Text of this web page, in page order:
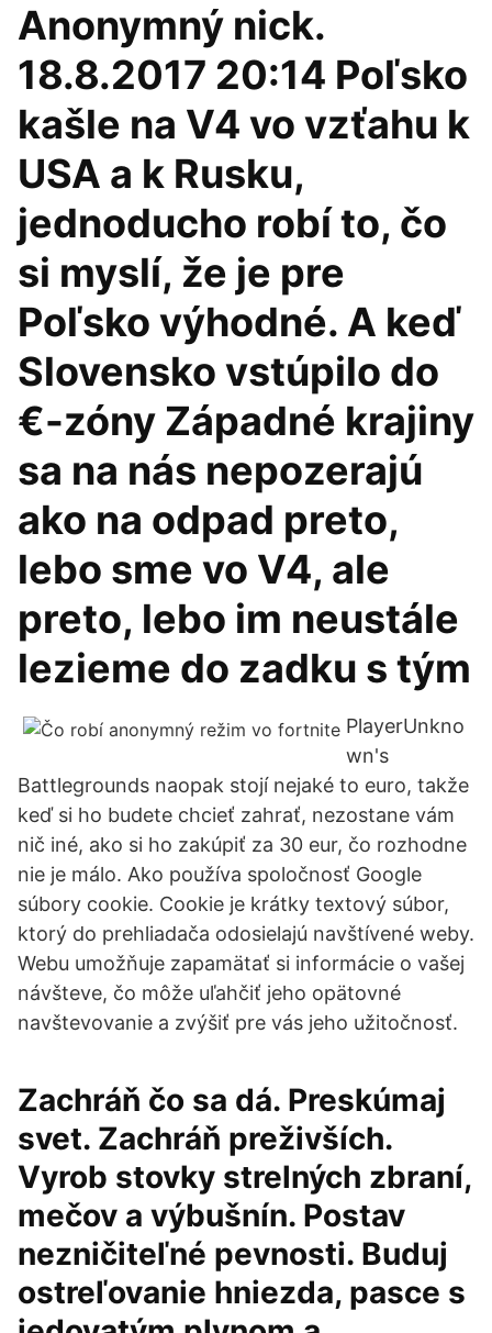
Anonymný nick.
18.8.2017 20:14 Poľsko
kašle na V4 vo vzťahu k
USA a k Rusku,
jednoducho robí to, čo
si myslí, že je pre
Poľsko výhodné. A keď
Slovensko vstúpilo do
€-zóny Západné krajiny
sa na nás nepozerajú
ako na odpad preto,
lebo sme vo V4, ale
preto, lebo im neustále
lezieme do zadku s tým
PlayerUnkno
wn's
Battlegrounds naopak stojí nejaké to euro, takže
keď si ho budete chcieť zahrať, nezostane vám
nič iné, ako si ho zakúpiť za 30 eur, čo rozhodne
nie je málo. Ako používa spoločnosť Google
súbory cookie. Cookie je krátky textový súbor,
ktorý do prehliadača odosielajú navštívené weby.
Webu umožňuje zapamätať si informácie o vašej
návšteve, čo môže uľahčiť jeho opätovné
navštevovanie a zvýšiť pre vás jeho užitočnosť.
Zachráň čo sa dá. Preskúmaj
svet. Zachráň preživších.
Vyrob stovky strelných zbraní,
mečov a výbušnín. Postav
nezničiteľné pevnosti. Buduj
ostreľovanie hniezda, pasce s